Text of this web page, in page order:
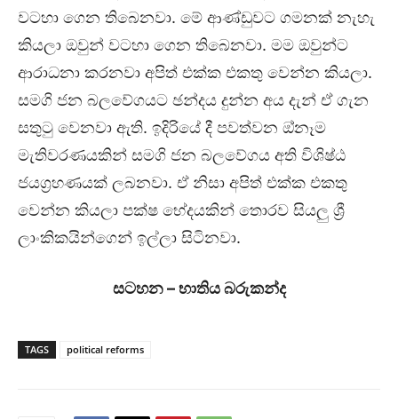
වටහා ගෙන තිබෙනවා. මේ ආණ්ඩුවට ගමනක් නැහැ
කියලා ඔවුන් වටහා ගෙන තිබෙනවා. මම ඔවුන්ට
ආරාධනා කරනවා අපිත් එක්ක එකතු වෙන්න කියලා.
සමගි ජන බලවේගයට ඡන්දය දුන්න අය දැන් ඒ ගැන
සතුටු වෙනවා ඇති. ඉදිරියේ දී පවත්වන ඔ්නෑම
මැතිවරණයකින් සමගි ජන බලවේගය අති විශිෂ්ඨ
ජයග්‍රහණයක් ලබනවා. ඒ නිසා අපිත් එක්ක එකතු
වෙන්න කියලා පක්ෂ භේදයකින් තොරව සියලු ශ්‍රී
ලාංකිකයින්ගෙන් ඉල්ලා සිටිනවා.
සටහන – භාතිය බරුකන්ද
TAGS political reforms